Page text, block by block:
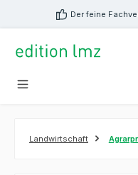
springen Der feine
Landwirtschaft